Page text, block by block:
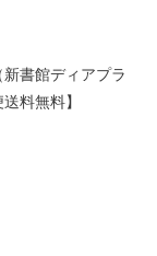
書館ディアプラ
料無料】